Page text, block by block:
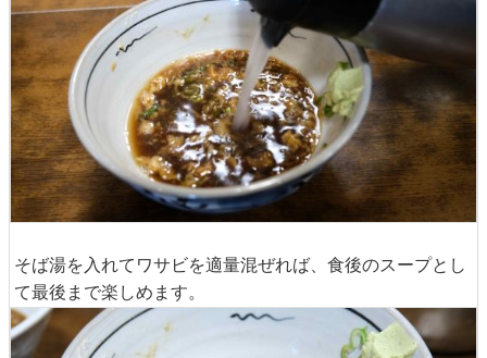
そば湯を入れてワサビを適量混ぜれば、食後のスープとし
て最後まで楽しめます。